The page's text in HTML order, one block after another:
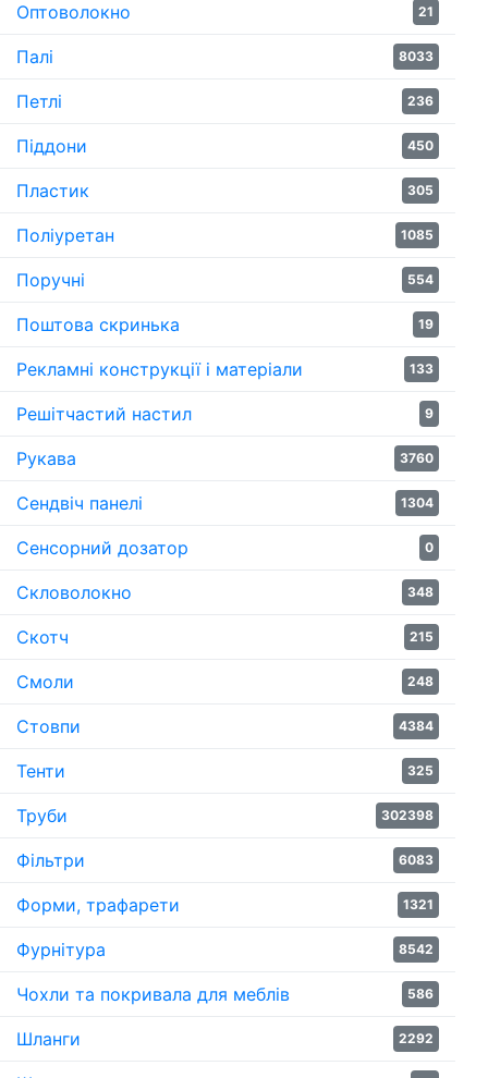
Оптоволокно 21
Палі 8033
Петлі 236
Піддони 450
Пластик 305
Поліуретан 1085
Поручні 554
Поштова скринька 19
Рекламні конструкції і матеріали 133
Решітчастий настил 9
Рукава 3760
Сендвіч панелі 1304
Сенсорний дозатор 0
Скловолокно 348
Скотч 215
Смоли 248
Стовпи 4384
Тенти 325
Труби 302398
Фільтри 6083
Форми, трафарети 1321
Фурнітура 8542
Чохли та покривала для меблів 586
Шланги 2292